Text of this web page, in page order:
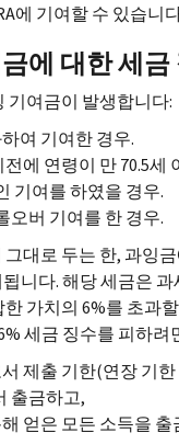
에 기여할 수 있습니
에 대한 세금
기여금이 발생합니다:
여 기여한 경우.
전에 연령이 만 70.5세
기여를 하였을 경우.
오버 기여를 한 경우.
그대로 두는 한, 과잉
니다. 해당 세금은
가치의 6%를 초과
세금 징수를 피하려
제출 기한(연장 기
출금하고,
얻은 모든 소득을 출